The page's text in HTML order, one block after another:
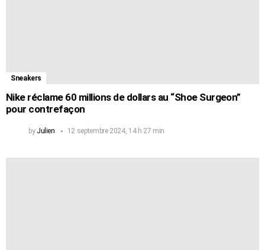
Sneakers
Nike réclame 60 millions de dollars au “Shoe Surgeon”
pour contrefaçon
by Julien 12 septembre 2024, 14 h 27 min